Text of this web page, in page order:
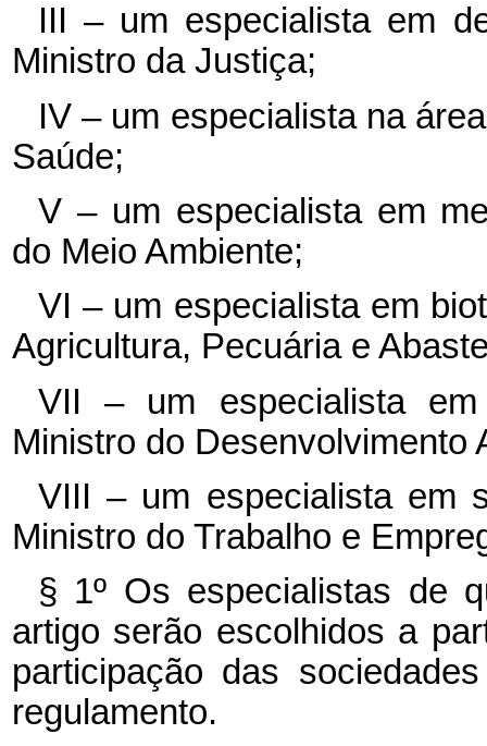
III – um especialista em
Ministro da Justiça;
IV – um especialista na
Saúde;
V – um especialista em
do Meio Ambiente;
VI – um especialista em
Agricultura, Pecuária e
VII – um especialista em
Ministro do Desenvolvimento
VIII – um especialista em
Ministro do Trabalho e
§ 1º Os especialistas de
artigo serão escolhidos a
participação das
regulamento.